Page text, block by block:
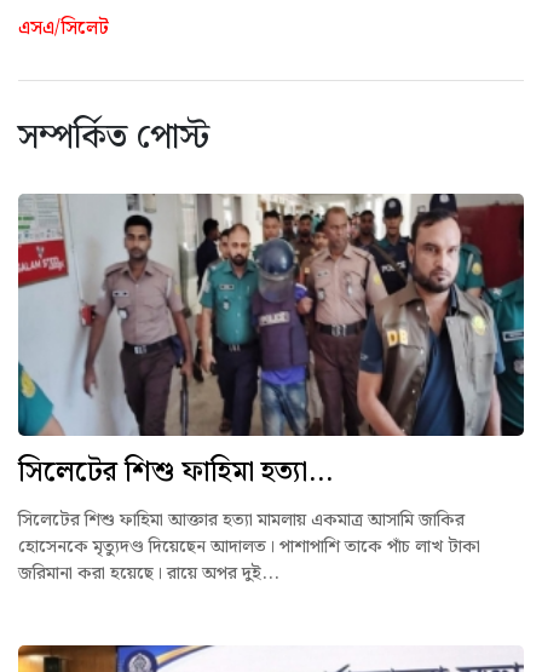
এসএ/সিলেট
সম্পর্কিত পোস্ট
সিলেটের শিশু ফাহিমা হত্যা...
সিলেটের শিশু ফাহিমা আক্তার হত্যা মামলায় একমাত্র আসামি জাকির
হোসেনকে মৃত্যুদণ্ড দিয়েছেন আদালত। পাশাপাশি তাকে পাঁচ লাখ টাকা
জরিমানা করা হয়েছে। রায়ে অপর দুই...